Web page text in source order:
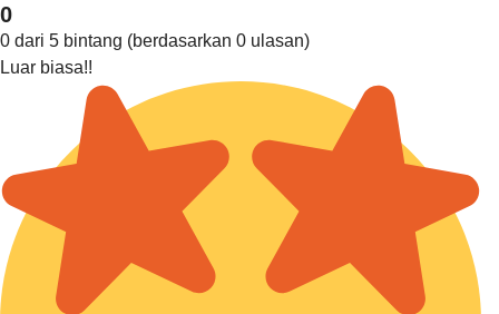
0
0 dari 5 bintang (berdasarkan 0 ulasan)
Luar biasa!!